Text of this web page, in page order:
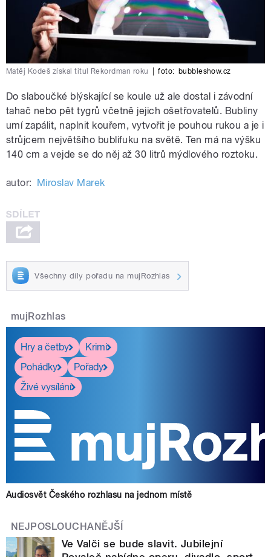
Matěj Kodeš získal titul Rekordman roku foto: bubbleshow.cz
Do slaboučké blýskající se koule už ale dostal i závodní
tahač nebo pět tygrů včetně jejich ošetřovatelů. Bubliny
umí zapálit, naplnit kouřem, vytvořit je pouhou rukou a je i
strůjcem největšího bublifuku na světě. Ten má na výšku
140 cm a vejde se do něj až 30 litrů mýdlového roztoku.
autor: Miroslav Marek
Všechny díly pořadu na mujRozhlas
mujRozhlas
Hry a četby
Krimi
Pohádky
Pořady
Živé vysílání
Audiosvět Českého rozhlasu na jednom místě
NEJPOSLOUCHANĚJŠÍ
Ve Valči se bude slavit. Jubilejní